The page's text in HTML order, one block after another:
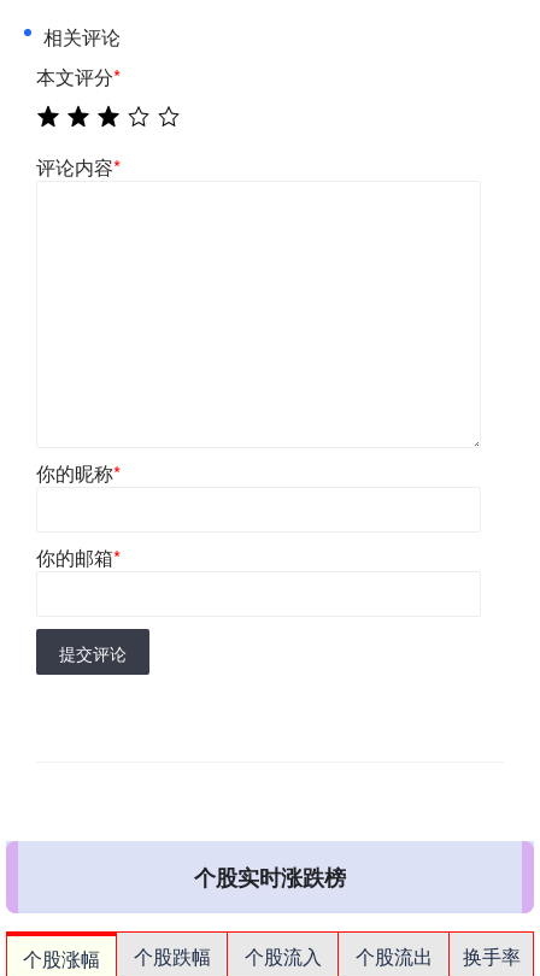
相关评论
本文评分*
评论内容*
你的昵称*
你的邮箱*
提交评论
个股实时涨跌榜
个股涨幅 个股跌幅 个股流入 个股流出
换手率